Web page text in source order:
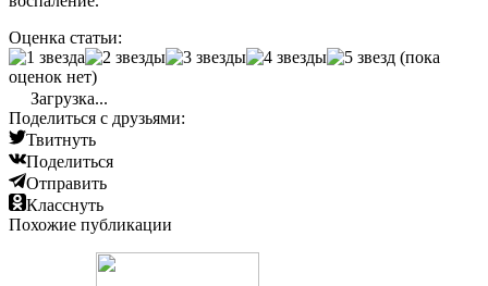
Оценка статьи:
(пока
оценок нет)
Загрузка...
Поделиться с друзьями:
Твитнуть
Поделиться
Отправить
Класснуть
Похожие публикации